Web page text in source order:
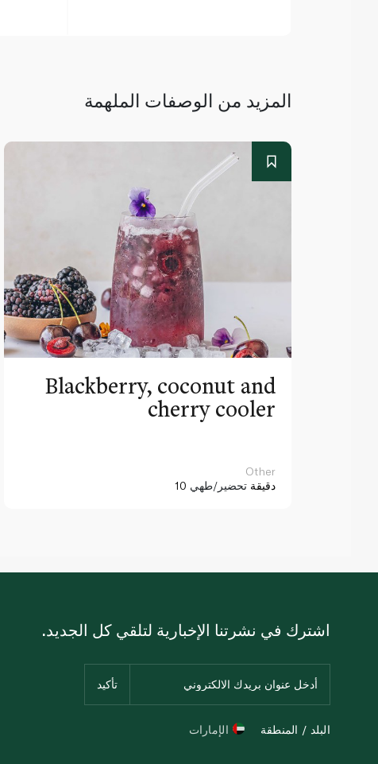
المزيد من الوصفات الملهمة
Blackberry, coconut and
cherry cooler
Other
10 دقيقة تحضير/طهي
اشترك في نشرتنا الإخبارية لتلقي كل الجديد.
البلد / المنطقة الإمارات